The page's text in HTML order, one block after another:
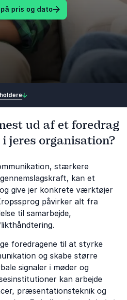
pris og dato
ud af et foredrag
jeres organisation?
stærkere
kan et
give jer konkrete værktøjer
påvirker alt fra
til samarbejde,
foredragene til at styrke
og skabe større
signaler i møder og
kan arbejde
præsentationsteknik og